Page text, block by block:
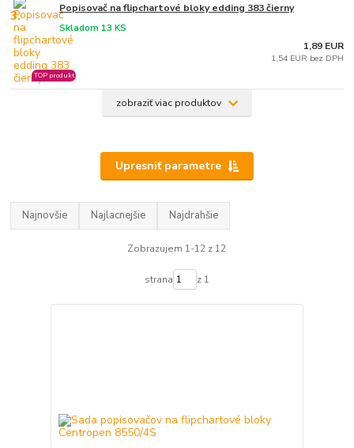
3. Popisovač na flipchartové bloky edding 383 čierny
Skladom 13 KS
TOP produkt
1,89 EUR
1,54 EUR bez DPH
zobraziť viac produktov
Upresniť parametre
Najnovšie Najlacnejšie Najdrahšie
Zobrazujem 1-12 z 12
strana z 1